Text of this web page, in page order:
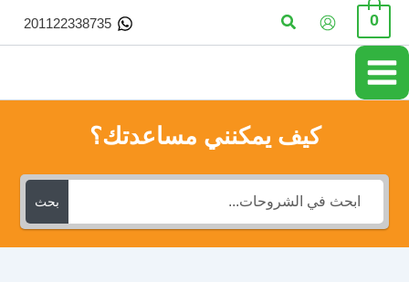
0 البحث 201122338735
كيف يمكنني مساعدتك؟
بحث